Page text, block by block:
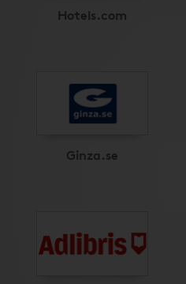
Hotels.com
Ginza.se